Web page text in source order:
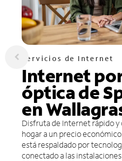
Servicios de Internet
Internet
óptica de
en
Disfruta de Internet rápido y
hogar a un precio
está respaldado por
conectado a las